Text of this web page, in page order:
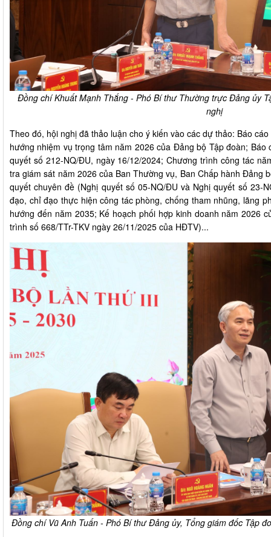
Đồng chí Khuất Mạnh Thắng -Phó Bí thư Thường trực Đảng ủy
nghị
​Theo đó, hội nghị đã thảo luận cho ý kiến vào các dự thảo: Báo
hướng nhiệm vụ trọng tâm năm 2026 của Đảng bộ Tập đoàn;
quyết số 212-NQ/ĐU, ngày 16/12/2024; Chương trình công tác
tra giám sát năm 2026 của Ban Thường vụ, Ban Chấp hành Đảng
quyết chuyên đề (Nghị quyết số 05-NQ/ĐU và Nghị quyết số 23-
đạo, chỉ đạo thực hiện công tác phòng, chống tham nhũng, lãng
hướng đến năm 2035; Kế hoạch phối hợp kinh doanh năm 2026
trình số 668/TTr-TKV ngày 26/11/2025 của HĐTV)...
Đồng chí Vũ Anh Tuấn - Phó Bí thư Đảng ủy, Tổng giám đốc Tập